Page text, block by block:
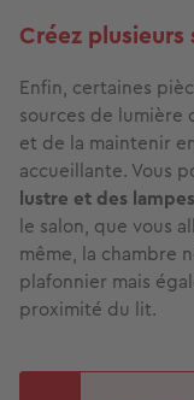
Créez
Enfin, certaines
sources de lumière
et de la maintenir
accueillante. Vous
lustre et des
le salon, que vous
même, la chambre
plafonnier mais
proximité du lit.